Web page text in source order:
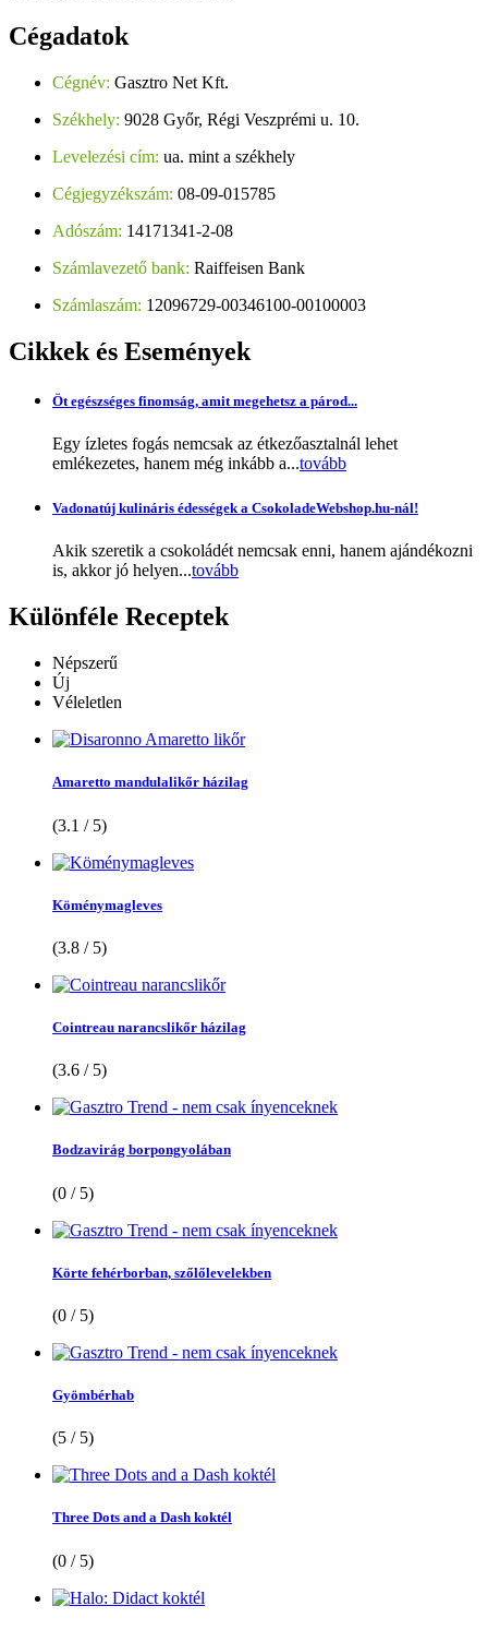
Cégadatok
Cégnév: Gasztro Net Kft.
Székhely: 9028 Győr, Régi Veszprémi u. 10.
Levelezési cím: ua. mint a székhely
Cégjegyzékszám: 08-09-015785
Adószám: 14171341-2-08
Számlavezető bank: Raiffeisen Bank
Számlaszám: 12096729-00346100-00100003
Cikkek és Események
Öt egészséges finomság, amit megehetsz a párod...
Egy ízletes fogás nemcsak az étkezőasztalnál lehet
emlékezetes, hanem még inkább a...tovább
Vadonatúj kulináris édességek a CsokoladeWebshop.hu-nál!
Akik szeretik a csokoládét nemcsak enni, hanem ajándékozni
is, akkor jó helyen...tovább
Különféle Receptek
Népszerű
Új
Véleletlen
Amaretto mandulalikőr házilag
(3.1 / 5)
Köménymagleves
(3.8 / 5)
Cointreau narancslikőr házilag
(3.6 / 5)
Bodzavirág borpongyolában
(0 / 5)
Körte fehérborban, szőlőlevelekben
(0 / 5)
Gyömbérhab
(5 / 5)
Three Dots and a Dash koktél
(0 / 5)